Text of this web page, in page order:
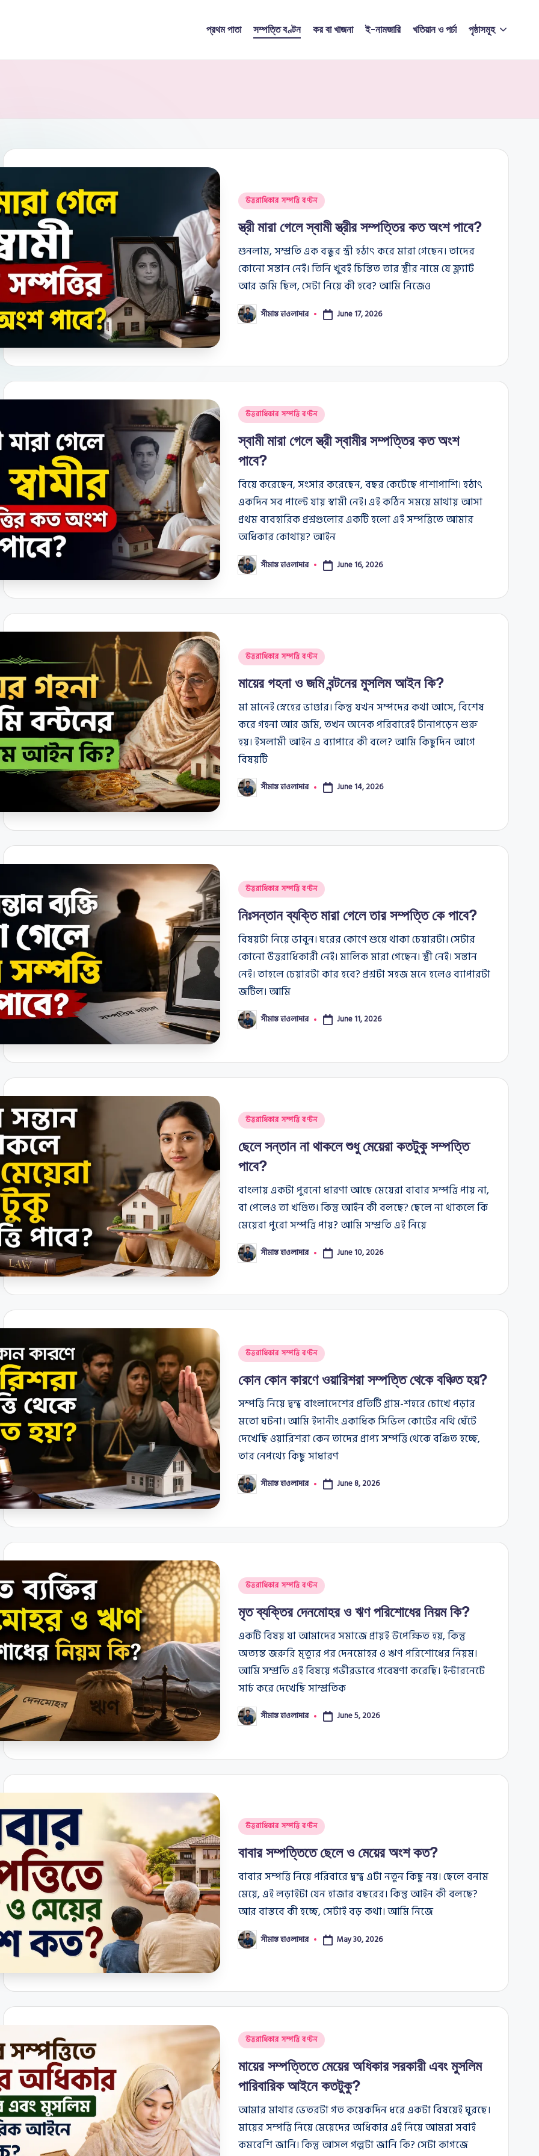
প্রথম পাতা সম্পত্তি বণ্টন কর বা খাজনা ই-নামজারি খতিয়ান ও পর্চা পৃষ্ঠাসমূহ
Posted
উত্তরাধিকার সম্পত্তি বণ্টন
স্ত্রী মারা গেলে স্বামী স্ত্রীর সম্পত্তির কত অংশ পাবে?
শুনলাম, সম্প্রতি এক বন্ধুর স্ত্রী হঠাৎ করে মারা গেছেন। তাদের
কোনো সন্তান নেই। তিনি খুবই চিন্তিত তার স্ত্রীর নামে যে ফ্ল্যাট
আর জমি ছিল, সেটা নিয়ে কী হবে? আমি নিজেও
Posted
by
সীমান্ত হাওলাদার June 17, 2026
Posted
উত্তরাধিকার সম্পত্তি বণ্টন
স্বামী মারা গেলে স্ত্রী স্বামীর সম্পত্তির কত অংশ
পাবে?
বিয়ে করেছেন, সংসার করেছেন, বছর কেটেছে পাশাপাশি। হঠাৎ
একদিন সব পাল্টে যায় স্বামী নেই। এই কঠিন সময়ে মাথায় আসা
প্রথম ব্যবহারিক প্রশ্নগুলোর একটি হলো এই সম্পত্তিতে আমার
অধিকার কোথায়? আইন
Posted
by
সীমান্ত হাওলাদার June 16, 2026
Posted
উত্তরাধিকার সম্পত্তি বণ্টন
মায়ের গহনা ও জমি বন্টনের মুসলিম আইন কি?
মা মানেই স্নেহের ভাণ্ডার। কিন্তু যখন সম্পদের কথা আসে, বিশেষ
করে গহনা আর জমি, তখন অনেক পরিবারেই টানাপড়েন শুরু
হয়। ইসলামী আইন এ ব্যাপারে কী বলে? আমি কিছুদিন আগে
বিষয়টি
Posted
by
সীমান্ত হাওলাদার June 14, 2026
Posted
উত্তরাধিকার সম্পত্তি বণ্টন
নিঃসন্তান ব্যক্তি মারা গেলে তার সম্পত্তি কে পাবে?
বিষয়টা নিয়ে ভাবুন। ঘরের কোণে শুয়ে থাকা চেয়ারটা। সেটার
কোনো উত্তরাধিকারী নেই। মালিক মারা গেছেন। স্ত্রী নেই। সন্তান
নেই। তাহলে চেয়ারটা কার হবে? প্রশ্নটা সহজ মনে হলেও ব্যাপারটা
জটিল। আমি
Posted
by
সীমান্ত হাওলাদার June 11, 2026
Posted
উত্তরাধিকার সম্পত্তি বণ্টন
ছেলে সন্তান না থাকলে শুধু মেয়েরা কতটুকু সম্পত্তি
পাবে?
বাংলায় একটা পুরনো ধারণা আছে মেয়েরা বাবার সম্পত্তি পায় না,
বা পেলেও তা খণ্ডিত। কিন্তু আইন কী বলছে? ছেলে না থাকলে কি
মেয়েরা পুরো সম্পত্তি পায়? আমি সম্প্রতি এই নিয়ে
Posted
by
সীমান্ত হাওলাদার June 10, 2026
Posted
উত্তরাধিকার সম্পত্তি বণ্টন
কোন কোন কারণে ওয়ারিশরা সম্পত্তি থেকে বঞ্চিত হয়?
সম্পত্তি নিয়ে দ্বন্দ্ব বাংলাদেশের প্রতিটি গ্রাম-শহরে চোখে পড়ার
মতো ঘটনা। আমি ইদানীং একাধিক সিভিল কোর্টের নথি ঘেঁটে
দেখেছি ওয়ারিশরা কেন তাদের প্রাপ্য সম্পত্তি থেকে বঞ্চিত হচ্ছে,
তার নেপথ্যে কিছু সাধারণ
Posted
by
সীমান্ত হাওলাদার June 8, 2026
Posted
উত্তরাধিকার সম্পত্তি বণ্টন
মৃত ব্যক্তির দেনমোহর ও ঋণ পরিশোধের নিয়ম কি?
একটি বিষয় যা আমাদের সমাজে প্রায়ই উপেক্ষিত হয়, কিন্তু
অত্যন্ত জরুরি মৃত্যুর পর দেনমোহর ও ঋণ পরিশোধের নিয়ম।
আমি সম্প্রতি এই বিষয়ে গভীরভাবে গবেষণা করেছি। ইন্টারনেটে
সার্চ করে দেখেছি সাম্প্রতিক
Posted
by
সীমান্ত হাওলাদার June 5, 2026
Posted
উত্তরাধিকার সম্পত্তি বণ্টন
বাবার সম্পত্তিতে ছেলে ও মেয়ের অংশ কত?
বাবার সম্পত্তি নিয়ে পরিবারে দ্বন্দ্ব এটা নতুন কিছু নয়। ছেলে বনাম
মেয়ে, এই লড়াইটা যেন হাজার বছরের। কিন্তু আইন কী বলছে?
আর বাস্তবে কী হচ্ছে, সেটাই বড় কথা। আমি নিজে
Posted
by
সীমান্ত হাওলাদার May 30, 2026
Posted
উত্তরাধিকার সম্পত্তি বণ্টন
মায়ের সম্পত্তিতে মেয়ের অধিকার সরকারী এবং মুসলিম
পারিবারিক আইনে কতটুকু?
আমার মাথার ভেতরটা গত কয়েকদিন ধরে একটা বিষয়েই ঘুরছে।
মায়ের সম্পত্তি নিয়ে মেয়েদের অধিকার এই নিয়ে আমরা সবাই
কমবেশি জানি। কিন্তু আসল গল্পটা জানি কি? সেটা কাগজে